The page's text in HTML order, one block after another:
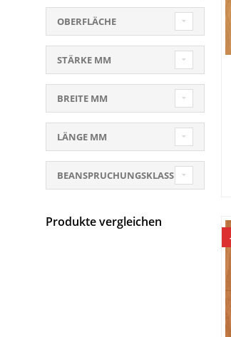
OBERFLÄCHE
STÄRKE MM
BREITE MM
LÄNGE MM
BEANSPRUCHUNGSKLASSE
Produkte vergleichen